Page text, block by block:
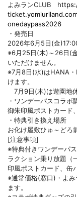
よみランCLUB
onedaypass2026
・発売日
2026年6月5日(金
※6月25日(木)～26日(
いただけません。
※7月8日(水)はHANA・
けます。
7月9日(木)は遊園地
・ワンデーパスコラボ
御朱印風ポストカード
・特典引き換え場所
お化け屋敷ひゅ～どろ
[注意事項]
※特典付きワンデーパ
ラクション乗り放題（
印風ポストカード、缶
※通常価格(窓口)・よみ
ます。